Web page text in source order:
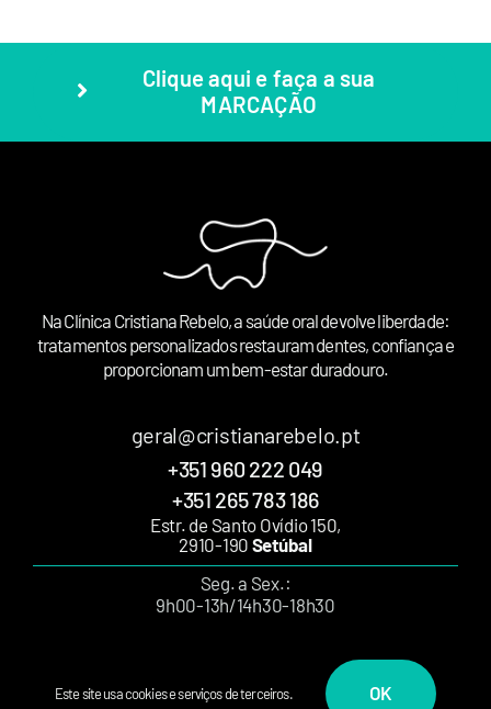
Clique aqui e faça a sua
MARCAÇÃO
Na Clínica Cristiana Rebelo, a saúde oral devolve liberdade:
tratamentos personalizados restauram dentes, confiança e
proporcionam um bem-estar duradouro.
geral@cristianarebelo.pt
+351 960 222 049
+351 265 783 186
Estr. de Santo Ovídio 150,
2910-190 Setúbal
Seg. a Sex.:
9h00-13h/14h30-18h30
Este site usa cookies e serviços de terceiros. OK